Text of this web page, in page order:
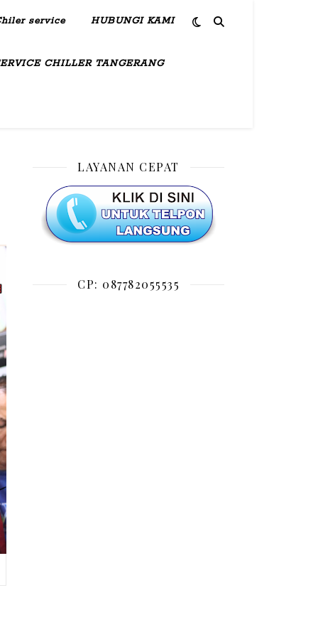
service HUBUNGI KAMI
CHILLER TANGERANG
LAYANAN CEPAT
CP: 087782055535